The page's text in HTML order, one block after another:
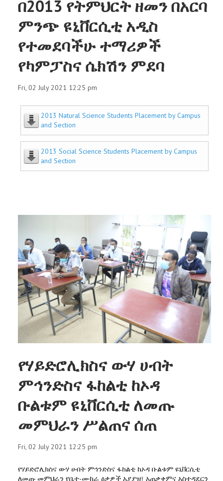
በ2013 የትምህርት ዘመን በአርባ
ምንጭ ዩኒቨርሲቲ አዲስ
የተመደባችሁ ተማሪዎች
የካምፓስና ሴክሽን ምደባ
Fri, 02 July 2021 12:25 pm
2013 Natural Science Students Placement by Campus
and Section
2013 Social Science Students Placement by Campus
and Section
የሃይድሮሊክስና ውሃ ሀብት
ምኅንድስና ፋከልቲ ከኦዳ
ቡልቱም ዩኒቨርሲቲ ለመጡ
መምህራን ሥልጠና ሰጠ
Fri, 02 July 2021 12:25 pm
የሃይድሮሊክስና ውሃ ሀብት ምኅንድስና ፋከልቲ ከኦዳ ቡልቱም ዩኒቨርሲቲ
ለመጡ መምህራን የቤተ-ሙከራ ዕቃዎች አያያዝ፣ አጠቃቀምና አስተዳደርን